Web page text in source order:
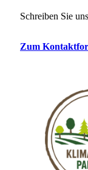
Schreiben Sie
Zum